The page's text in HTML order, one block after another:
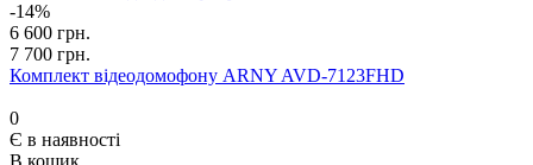
-14%
6 600 грн.
7 700 грн.
Комплект відеодомофону ARNY AVD-7123FHD
0
Є в наявності